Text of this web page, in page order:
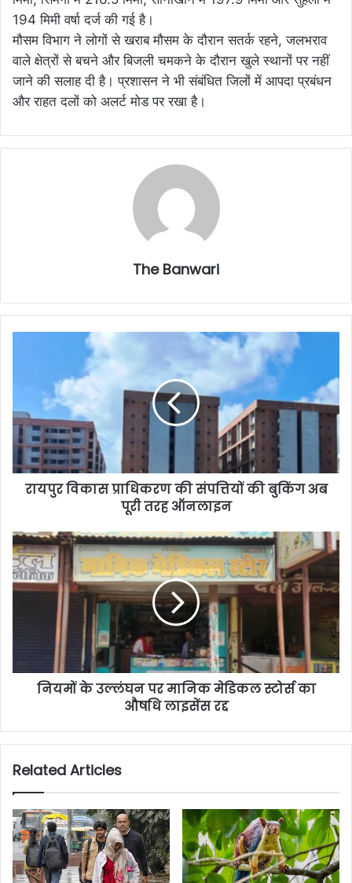
194 मिमी वर्षा दर्ज की गई है।
मौसम विभाग ने लोगों से खराब मौसम के दौरान सतर्क रहने, जलभराव
वाले क्षेत्रों से बचने और बिजली चमकने के दौरान खुले स्थानों पर नहीं
जाने की सलाह दी है। प्रशासन ने भी संबंधित जिलों में आपदा प्रबंधन
और राहत दलों को अलर्ट मोड पर रखा है।
The Banwari
रायपुर विकास प्राधिकरण की संपत्तियों की बुकिंग अब
पूरी तरह ऑनलाइन
नियमों के उल्लंघन पर मानिक मेडिकल स्टोर्स का
औषधि लाइसेंस रद्द
Related Articles